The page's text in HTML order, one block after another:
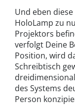
Und eben
HoloLamp zu
Projektors
verfolgt Deine
Position, wird
Schreibtisch
des Systems
Person